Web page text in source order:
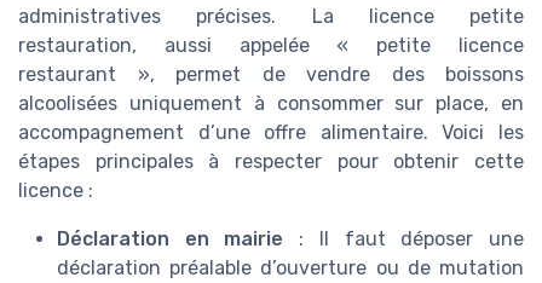
administratives précises. La licence petite
restauration, aussi appelée « petite licence
restaurant », permet de vendre des boissons
alcoolisées uniquement à consommer sur place, en
accompagnement d’une offre alimentaire. Voici les
étapes principales à respecter pour obtenir cette
licence :
Déclaration en mairie : Il faut déposer une
déclaration préalable d’ouverture ou de mutation